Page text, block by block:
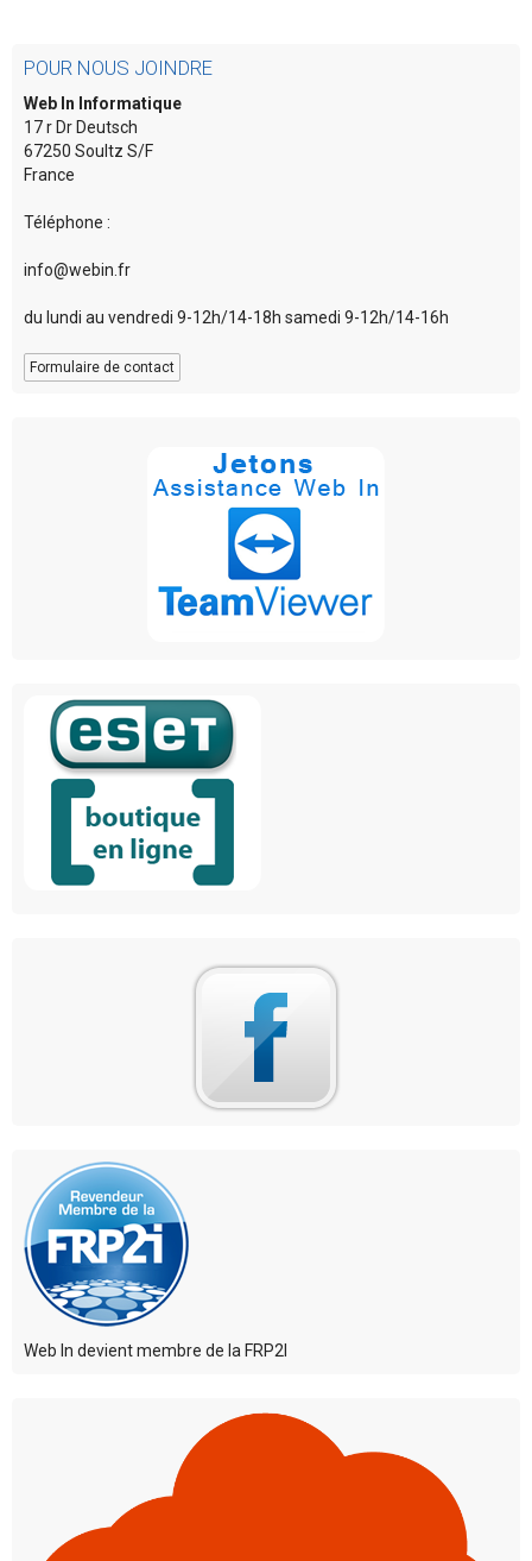
POUR NOUS JOINDRE
Web In Informatique
17 r Dr Deutsch
67250 Soultz S/F
France
Téléphone :
info@webin.fr
du lundi au vendredi 9-12h/14-18h samedi 9-12h/14-16h
Formulaire de contact
Web In devient membre de la FRP2I